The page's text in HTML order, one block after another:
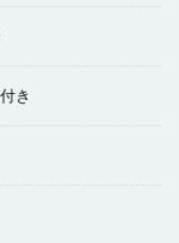
き